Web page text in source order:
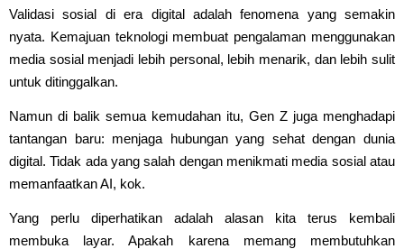
Validasi sosial di era digital adalah fenomena yang semakin
nyata. Kemajuan teknologi membuat pengalaman menggunakan
media sosial menjadi lebih personal, lebih menarik, dan lebih sulit
untuk ditinggalkan.
Namun di balik semua kemudahan itu, Gen Z juga menghadapi
tantangan baru: menjaga hubungan yang sehat dengan dunia
digital. Tidak ada yang salah dengan menikmati media sosial atau
memanfaatkan AI, kok.
Yang perlu diperhatikan adalah alasan kita terus kembali
membuka layar. Apakah karena memang membutuhkan